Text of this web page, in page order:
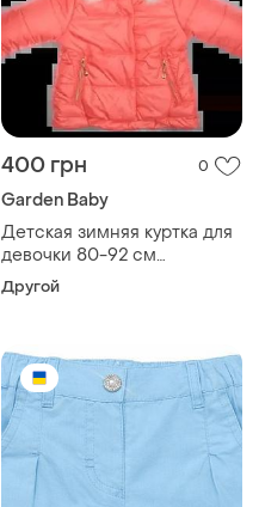
400 грн 0
Garden Baby
Детская зимняя куртка для
девочки 80-92 см
еврозима garden baby
розовая 92 см
Другой